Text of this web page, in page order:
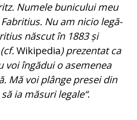
Numele bunicului meu
Nu am nicio le­gă­
născut în 1883 și
Wikipedia) prezentat ca
voi îngădui o asemenea
Mă voi plânge presei din
să ia măsuri legale“.